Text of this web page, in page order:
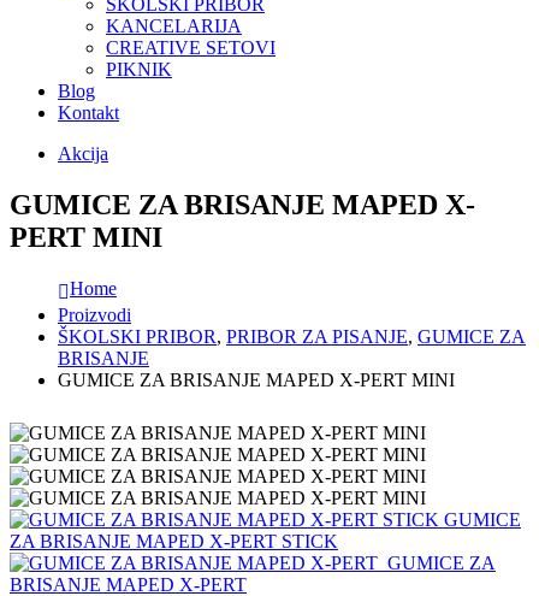
ŠKOLSKI PRIBOR
KANCELARIJA
CREATIVE SETOVI
PIKNIK
Blog
Kontakt
Akcija
GUMICE ZA BRISANJE MAPED X-
PERT MINI
Home
Proizvodi
ŠKOLSKI PRIBOR, PRIBOR ZA PISANJE, GUMICE ZA
BRISANJE
GUMICE ZA BRISANJE MAPED X-PERT MINI
GUMICE
ZA BRISANJE MAPED X-PERT STICK
GUMICE ZA
BRISANJE MAPED X-PERT